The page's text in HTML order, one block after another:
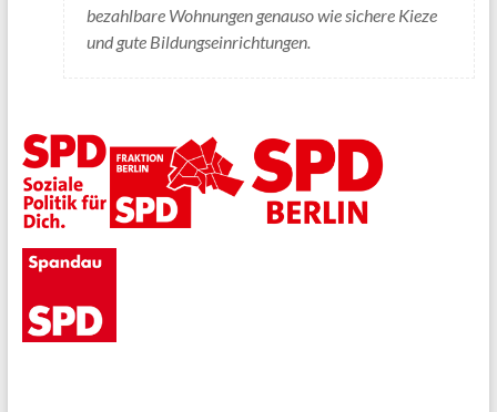
bezahlbare Wohnungen genauso wie sichere Kieze
und gute Bildungseinrichtungen.